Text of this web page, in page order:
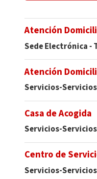
Atención
Sede Electrónica -
Atención
Servicios-
Casa de Acogida
Servicios-
Centro de
Servicios-